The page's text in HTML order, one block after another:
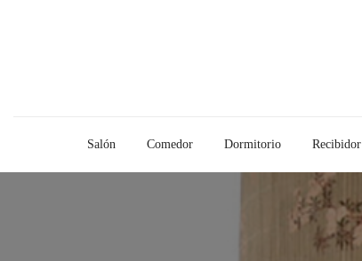
Salón Comedor Dormitorio Recibidor